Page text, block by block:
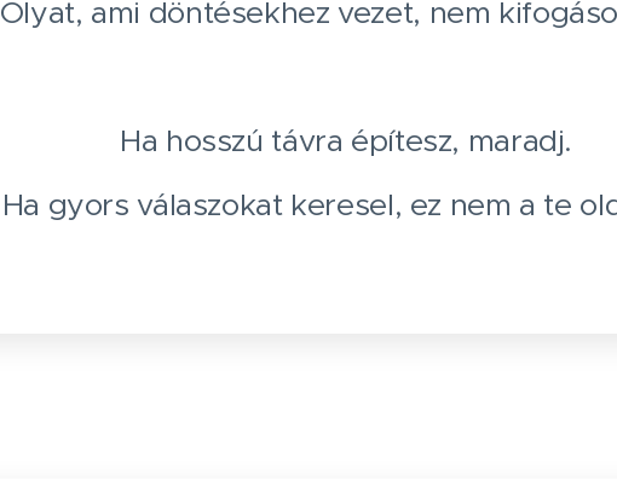
Olyat, ami döntésekhez vezet, nem
Ha hosszú távra építesz, maradj.
Ha gyors válaszokat keresel, ez nem a te